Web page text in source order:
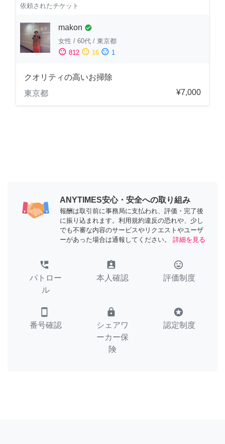
依頼されたチケット
makon check_circle
女性 / 60代 / 東京都
sentiment_satisfied 812 sentiment_neutral 16 sentiment_dissatisfied 1
クオリティの高いお掃除
東京都
¥7,000
ANYTIMES安心・安全への取り組み
報酬は取引前に事務局に支払われ、評価・完了後
に振り込まれます。利用規約違反の恐れや、少し
でも不審な内容のサービスやリクエストやユーザ
ーがあった場合は通報してください。
詳細を見る
perm_phone_msg
パトロー
ル
assignment_ind
本人確認
tag_faces
評価制度
smartphone
番号確認
lock
シェアワ
ーカー保
険
stars
認定制度